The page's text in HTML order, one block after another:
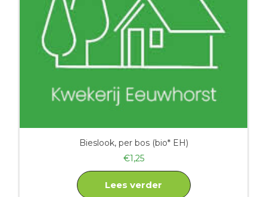
Bieslook, per bos (bio* EH)
€1,25
Lees verder